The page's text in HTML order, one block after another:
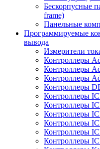
Бескорпусные
frame)
Панельные
Программируемые
вывода
Измерители
Контроллеры
Контроллеры
Контроллеры
Контроллеры
Контроллеры
Контроллеры
Контроллеры
Контроллеры
Контроллеры
Контроллеры